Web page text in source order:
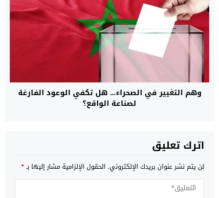
وهم التغيير في الصحراء… هل تكفي الوعود الفارغة
لصناعة الواقع؟
اترك تعليق
لن يتم نشر عنوان بريدك الإلكتروني. الحقول الإلزامية مشار إليها بـ*